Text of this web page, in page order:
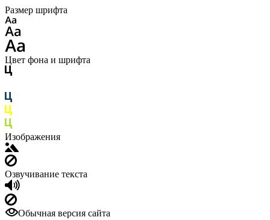
Размер шрифта
Цвет фона и шрифта
Изображения
Озвучивание текста
Обычная версия сайта